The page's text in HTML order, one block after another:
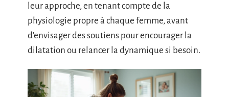
leur approche, en tenant compte de la
physiologie propre à chaque femme, avant
d’envisager des soutiens pour encourager la
dilatation ou relancer la dynamique si besoin.